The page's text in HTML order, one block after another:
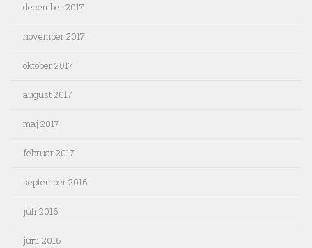
december 2017
november 2017
oktober 2017
august 2017
maj 2017
februar 2017
september 2016
juli 2016
juni 2016